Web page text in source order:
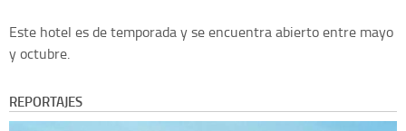
Este hotel es de temporada y se encuentra abierto entre mayo
y octubre.
REPORTAJES